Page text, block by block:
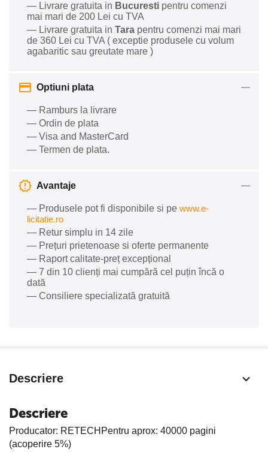
— Livrare gratuita in Bucuresti pentru comenzi
mai mari de 200 Lei cu TVA
— Livrare gratuita in Tara pentru comenzi mai mari
de 360 Lei cu TVA ( exceptie produsele cu volum
agabaritic sau greutate mare )
Optiuni plata
— Ramburs la livrare
— Ordin de plata
— Visa and MasterCard
— Termen de plata.
Avantaje
— Produsele pot fi disponibile si pe www.e-
licitatie.ro
— Retur simplu in 14 zile
— Prețuri prietenoase si oferte permanente
— Raport calitate-preț excepțional
— 7 din 10 clienți mai cumpără cel puțin încă o
dată
— Consiliere specializată gratuită
Descriere
Descriere
Producator: RETECHPentru aprox: 40000 pagini
(acoperire 5%)